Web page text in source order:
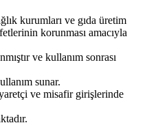
kurumları ve gıda üretim
korunması amacıyla
ve kullanım sonrası
sunar.
ve misafir girişlerinde